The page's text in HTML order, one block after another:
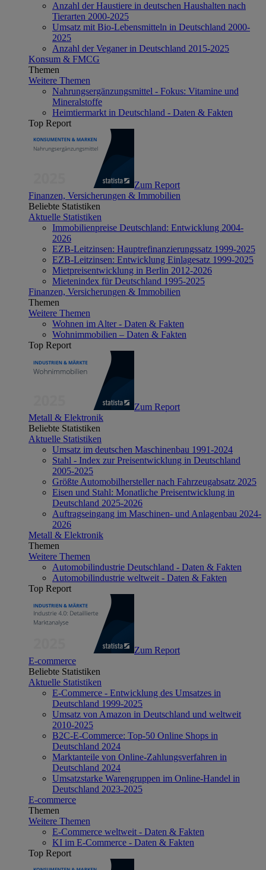
Anzahl der Haustiere in deutschen Haushalten nach
Tierarten 2000-2025
Umsatz mit Bio-Lebensmitteln in Deutschland 2000-
2025
Anzahl der Veganer in Deutschland 2015-2025
Konsum & FMCG
Themen
Weitere Themen
Nahrungsergänzungsmittel - Fokus: Vitamine und
Mineralstoffe
Heimtiermarkt in Deutschland - Daten & Fakten
Top Report
Zum Report
Finanzen, Versicherungen & Immobilien
Beliebte Statistiken
Aktuelle Statistiken
Immobilienpreise Deutschland: Entwicklung 2004-
2026
EZB-Leitzinsen: Hauptrefinanzierungssatz 1999-2025
EZB-Leitzinsen: Entwicklung Einlagesatz 1999-2025
Mietpreisentwicklung in Berlin 2012-2026
Mietenindex für Deutschland 1995-2025
Finanzen, Versicherungen & Immobilien
Themen
Weitere Themen
Wohnen im Alter - Daten & Fakten
Wohnimmobilien – Daten & Fakten
Top Report
Zum Report
Metall & Elektronik
Beliebte Statistiken
Aktuelle Statistiken
Umsatz im deutschen Maschinenbau 1991-2024
Stahl - Index zur Preisentwicklung in Deutschland
2005-2025
Größte Automobilhersteller nach Fahrzeugabsatz 2025
Eisen und Stahl: Monatliche Preisentwicklung in
Deutschland 2025-2026
Auftragseingang im Maschinen- und Anlagenbau 2024-
2026
Metall & Elektronik
Themen
Weitere Themen
Automobilindustrie Deutschland - Daten & Fakten
Automobilindustrie weltweit - Daten & Fakten
Top Report
Zum Report
E-commerce
Beliebte Statistiken
Aktuelle Statistiken
E-Commerce - Entwicklung des Umsatzes in
Deutschland 1999-2025
Umsatz von Amazon in Deutschland und weltweit
2010-2025
B2C-E-Commerce: Top-50 Online Shops in
Deutschland 2024
Marktanteile von Online-Zahlungsverfahren in
Deutschland 2024
Umsatzstarke Warengruppen im Online-Handel in
Deutschland 2023-2025
E-commerce
Themen
Weitere Themen
E-Commerce weltweit - Daten & Fakten
KI im E-Commerce - Daten & Fakten
Top Report